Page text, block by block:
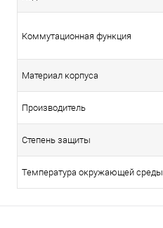
Коммутационная функция
Материал корпуса
Производитель
Степень защиты
Температура окружающей среды